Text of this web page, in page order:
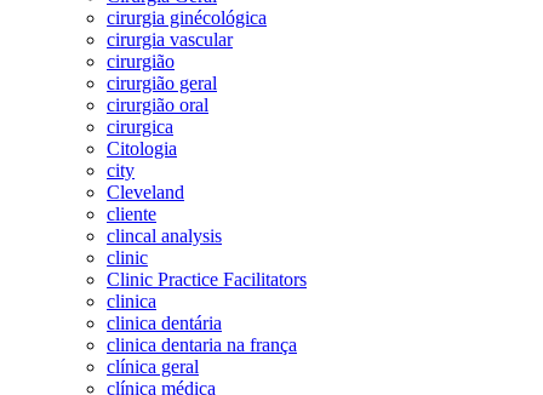
cirurgia ginécológica
cirurgia vascular
cirurgião
cirurgião geral
cirurgião oral
cirurgica
Citologia
city
Cleveland
cliente
clincal analysis
clinic
Clinic Practice Facilitators
clinica
clinica dentária
clinica dentaria na frança
clínica geral
clínica médica